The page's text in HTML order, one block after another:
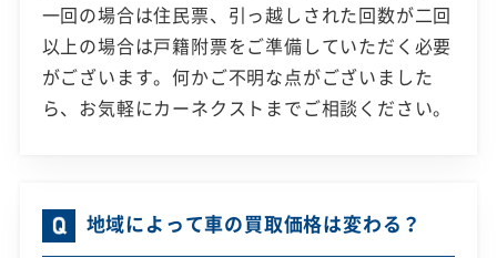
一回の場合は住民票、引っ越しされた回数が二回
以上の場合は戸籍附票をご準備していただく必要
がございます。何かご不明な点がございました
ら、お気軽にカーネクストまでご相談ください。
地域によって車の買取価格は変わる？